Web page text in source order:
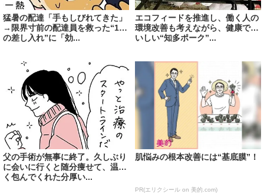
猛暑の配達「手もしびれてきた」
→限界寸前の配達員を救った“1つ
の差し入れ”に「効...
エコフィードを推進し、働く人の
環境改善も考えながら、健康でお
いしい“知多ポーク”...
父の手術が無事に終了。久しぶり
に会いに行くと随分痩せて、温か
く包んでくれた分厚い...
肌悩みの根本改善には“基底膜”！
PR(エリクシール on 美的.com)